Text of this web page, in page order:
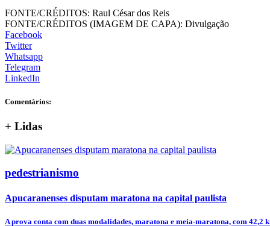
FONTE/CRÉDITOS: Raul César dos Reis
FONTE/CRÉDITOS (IMAGEM DE CAPA): Divulgação
Facebook
Twitter
Whatsapp
Telegram
LinkedIn
Comentários:
+ Lidas
pedestrianismo
Apucaranenses disputam maratona na capital paulista
A prova conta com duas modalidades, maratona e meia-maratona, com 42,2